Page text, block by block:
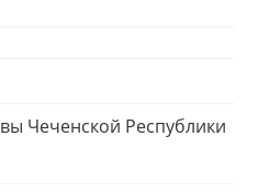
Чеченской Республики